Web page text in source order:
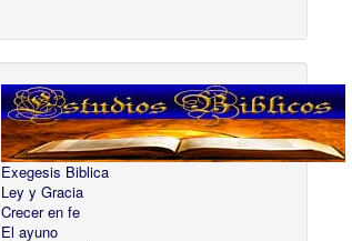
Exegesis Biblica
Ley y Gracia
Crecer en fe
El ayuno